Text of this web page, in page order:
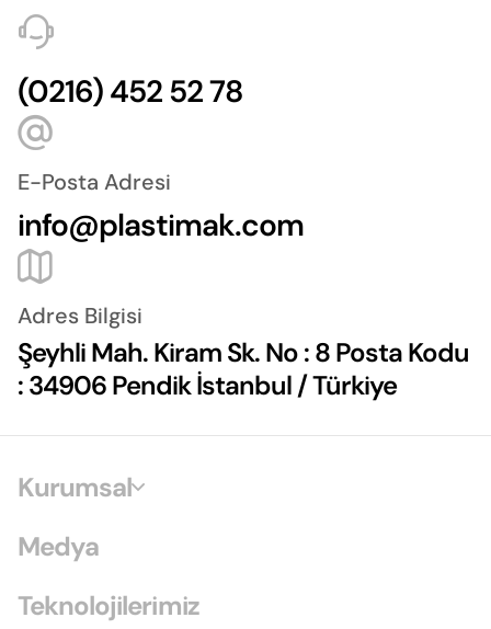
(0216) 452 52 78
E-Posta Adresi
info@plastimak.com
Adres Bilgisi
Şeyhli Mah. Kiram Sk. No : 8 Posta Kodu
: 34906 Pendik İstanbul / Türkiye
Kurumsal
Medya
Teknolojilerimiz